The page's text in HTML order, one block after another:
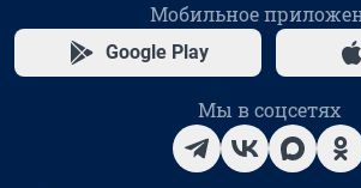
Мобильное
Google Play
Мы в соцсетях